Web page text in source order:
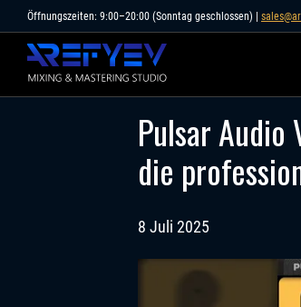
to
content
Öffnungszeiten: 9:00–20:00 (Sonntag geschlossen) |
Pulsar
die
8 Juli 2025